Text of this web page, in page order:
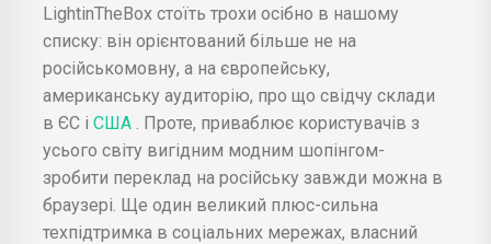
LightinTheBox стоїть трохи осібно в нашому
списку: він орієнтований більше не на
російськомовну, а на європейську,
американську аудиторію, про що свідчу склади
в ЄС і США
. Проте, приваблює користувачів з
усього світу вигідним модним шопінгом-
зробити переклад на російську завжди можна в
браузері. Ще один великий плюс-сильна
техпідтримка в соціальних мережах, власний